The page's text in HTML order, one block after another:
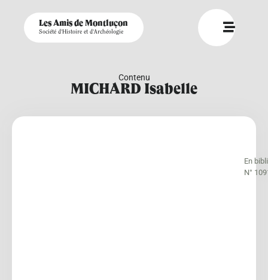
Les Amis de Montluçon
Société d'Histoire et d'Archéologie
Contenu
MICHARD Isabelle
En
N°